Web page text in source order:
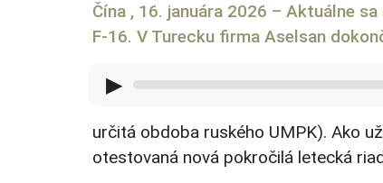
Čína , 16. januára 2026 – Aktuálne
F-16. V Turecku firma Aselsan
▶
určitá obdoba ruského UMPK). Ako
otestovaná nová pokročilá letecká